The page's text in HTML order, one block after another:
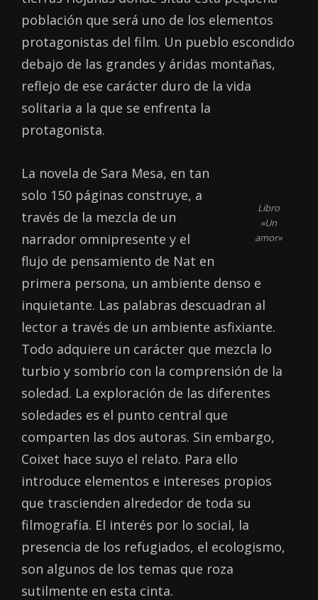
población que será uno de los elementos
protagonistas del film. Un pueblo escondido
debajo de las grandes y áridas montañas,
reflejo de ese carácter duro de la vida
solitaria a la que se enfrenta la
protagonista.
Libro
«Un
amor»
La novela de Sara Mesa, en tan
solo 150 páginas construye, a
través de la mezcla de un
narrador omnipresente y el
flujo de pensamiento de Nat en
primera persona, un ambiente denso e
inquietante. Las palabras descuadran al
lector a través de un ambiente asfixiante.
Todo adquiere un carácter que mezcla lo
turbio y sombrío con la comprensión de la
soledad. La exploración de las diferentes
soledades es el punto central que
comparten las dos autoras. Sin embargo,
Coixet hace suyo el relato. Para ello
introduce elementos e intereses propios
que trascienden alrededor de toda su
filmografía. El interés por lo social, la
presencia de los refugiados, el ecologismo,
son algunos de los temas que roza
sutilmente en esta cinta.